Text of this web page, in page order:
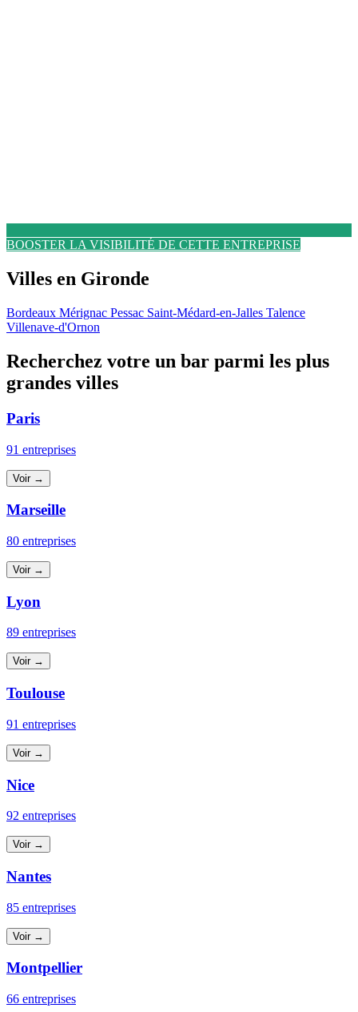
BOOSTER LA VISIBILITÉ DE CETTE ENTREPRISE
Villes en Gironde
Bordeaux Mérignac Pessac Saint-Médard-en-Jalles Talence
Villenave-d'Ornon
Recherchez votre un bar parmi les plus
grandes villes
Paris
91 entreprises
Voir →
Marseille
80 entreprises
Voir →
Lyon
89 entreprises
Voir →
Toulouse
91 entreprises
Voir →
Nice
92 entreprises
Voir →
Nantes
85 entreprises
Voir →
Montpellier
66 entreprises